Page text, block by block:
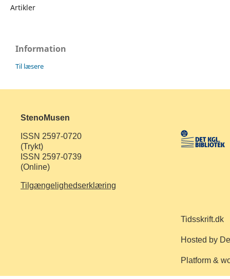
Artikler
Information
Til læsere
StenoMusen
ISSN 2597-0720
(Trykt)
ISSN 2597-0739
(Online)
Tilgængelighedserklæring